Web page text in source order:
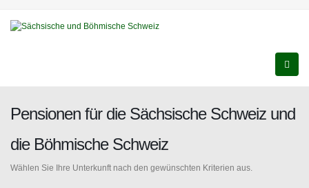
Pensionen für die Sächsische Schweiz und
die Böhmische Schweiz
Wählen Sie Ihre Unterkunft nach den gewünschten Kriterien aus.